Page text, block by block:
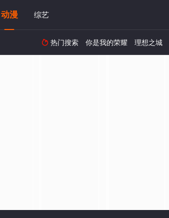
动漫 综艺
 热门搜索 你是我的荣耀 理想之城